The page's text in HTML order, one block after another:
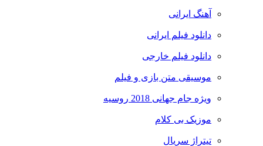
آهنگ ایرانی
دانلود فیلم ایرانی
دانلود فیلم خارجی
موسیقی متن بازی و فیلم
ویژه جام جهانی 2018 روسیه
موزیک بی کلام
تیتراژ سریال